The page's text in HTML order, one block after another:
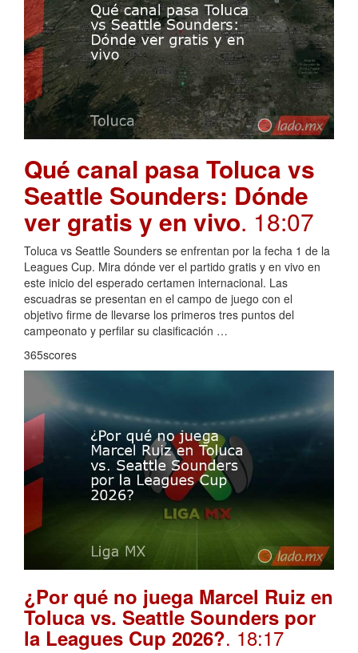
Qué canal pasa Toluca vs
Seattle Sounders: Dónde
ver gratis y en vivo. 18:07
Toluca vs Seattle Sounders se enfrentan por la fecha 1 de la
Leagues Cup. Mira dónde ver el partido gratis y en vivo en
este inicio del esperado certamen internacional. Las
escuadras se presentan en el campo de juego con el
objetivo firme de llevarse los primeros tres puntos del
campeonato y perfilar su clasificación …
365scores
¿Por qué no juega Marcel Ruiz en
Toluca vs. Seattle Sounders por
la Leagues Cup 2026?. 18:17